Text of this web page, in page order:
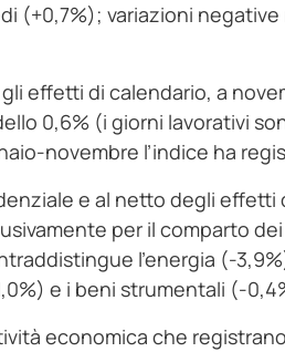
(+0,7%); variazioni
effetti di calendario, a
0,6% (i giorni lavorativi
novembre l’indice ha
e al netto degli effetti
per il comparto
l’energia (-
e i beni strumentali (-
economica che